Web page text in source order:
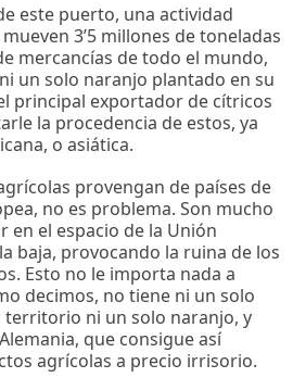
este puerto, una actividad
3’5 millones de toneladas
mercancías de todo el mundo,
un solo naranjo plantado en su
principal exportador de cítricos
la procedencia de estos, ya
o asiática.
provengan de países de
no es problema. Son mucho
en el espacio de la Unión
baja, provocando la ruina de los
Esto no le importa nada a
decimos, no tiene ni un solo
territorio ni un solo naranjo, y
que consigue así
agrícolas a precio irrisorio.